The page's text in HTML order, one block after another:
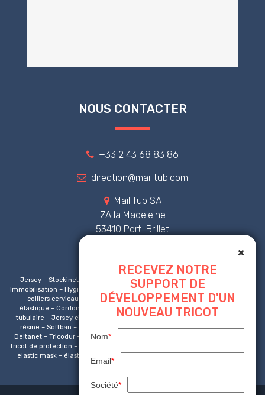
NOUS CONTACTER
+33 2 43 68 83 86
direction@mailltub.com
MaillTub SA
ZA la Madeleine
53410 Port-Brillet
Jersey – Stockinette – Tricot tubulaire – Tricot circulaire – Orthopédie –
Immobilisation – Hygiène – Protection respiratoire – Attelles – Collier cervical
– colliers cervicaux – Marquage CE – Pansement – Bandage – Cordon
élastique – Cordonnet – Bande sous platre – Masque non tissé – Jersey
tubulaire – Jersey circulaire – Bande platrée – Platre de paris – Bande de
résine – Softban – Bandage tubulaire – Tensogrip – jersey compressif –
Deltanet – Tricodur – Softgrip – Géotextile – Bord-côte – Carnex – Franet –
tricot de protection – comfifast – comfigrip – tubigrip – bord-côte – ear loop –
elastic mask – élastique fixation – elastic polypro – elastic polypropylen –
élastique polypropylène
RECEVEZ NOTRE
SUPPORT DE
DÉVELOPPEMENT D'UN
NOUVEAU TRICOT
Nom*
Email*
Société*